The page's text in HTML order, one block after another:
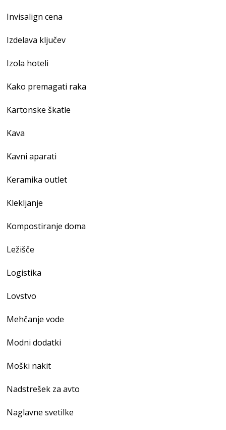
Invisalign cena
Izdelava ključev
Izola hoteli
Kako premagati raka
Kartonske škatle
Kava
Kavni aparati
Keramika outlet
Klekljanje
Kompostiranje doma
Ležišče
Logistika
Lovstvo
Mehčanje vode
Modni dodatki
Moški nakit
Nadstrešek za avto
Naglavne svetilke